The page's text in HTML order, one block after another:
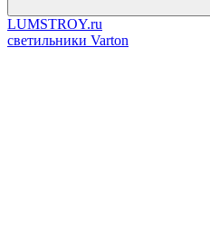
LUMSTROY.ru
cветильники Varton